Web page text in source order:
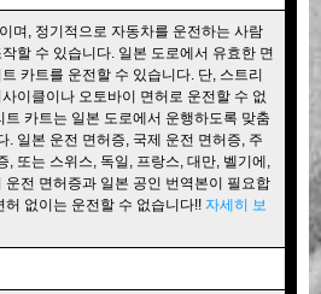
도쿄 아키하바라#1
도쿄 시부야
도쿄 베이
오사카
며, 정기적으로 자동차를 운전하는 사람
할 수 있습니다. 일본 도로에서 유효한 면
카트를 운전할 수 있습니다. 단, 스트리
이클이나 오토바이 면허로 운전할 수 없
트 카트는 일본 도로에서 운행하도록 맞춤
. 일본 운전 면허증, 국제 운전 면허증, 주
, 또는 스위스, 독일, 프랑스, 대만, 벨기에,
운전 면허증과 일본 공인 번역본이 필요합
허 없이는 운전할 수 없습니다!! 자세히 보